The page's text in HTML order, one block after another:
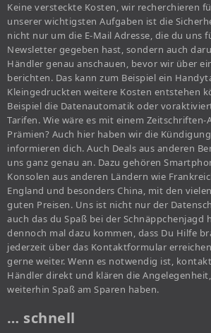
Keine versteckte Kosten, wir recherchieren
unserer wichtigsten Aufgaben ist die
nicht nur um die E-Mail Adresse, die du uns
Newsletter gegeben hast, sondern auch
Händler genau anschauen, bevor wir über
berichten. Das kann zum Beispiel ein
Kleingedruckten weitere Kosten entstehen
Beispiel die Datenautomatik oder
Tarifen. Wie wäre es mit einem
Prämien? Auch hier haben wir die
informieren dich. Auch Deals aus anderen
uns ganz genau an. Dazu gehören
Konsolen aus anderen Ländern wie
England und besonders China, mit den
guten Preisen. Uns ist nicht nur der
auch das du Spaß bei der Schnäppchenjagd
dennoch mal dazu kommen, dass Du Hilfe
jederzeit über das Kontaktformular
gerne weiter. Wenn es notwendig ist,
Händler direkt und klären die
weiterhin Spaß am Sparen haben.
… schnell